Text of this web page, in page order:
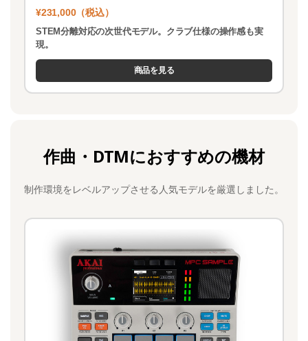
¥231,000（税込）
STEM分離対応の次世代モデル。クラブ仕様の操作感も実
現。
商品を見る
作曲・DTMにおすすめの機材
制作環境をレベルアップさせる人気モデルを厳選しました。